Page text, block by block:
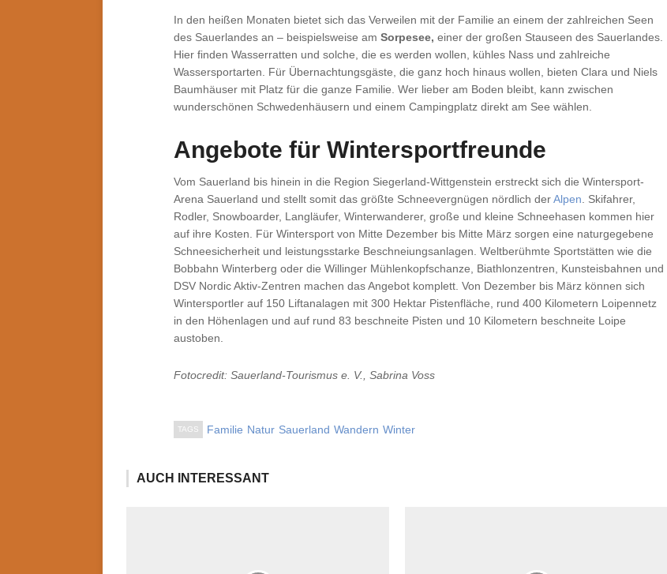
In den heißen Monaten bietet sich das Verweilen mit der Familie an einem der zahlreichen Seen
des Sauerlandes an – beispielsweise am Sorpesee, einer der großen Stauseen des Sauerlandes.
Hier finden Wasserratten und solche, die es werden wollen, kühles Nass und zahlreiche
Wassersportarten. Für Übernachtungsgäste, die ganz hoch hinaus wollen, bieten Clara und Niels
Baumhäuser mit Platz für die ganze Familie. Wer lieber am Boden bleibt, kann zwischen
wunderschönen Schwedenhäusern und einem Campingplatz direkt am See wählen.
Angebote für Wintersportfreunde
Vom Sauerland bis hinein in die Region Siegerland-Wittgenstein erstreckt sich die Wintersport-
Arena Sauerland und stellt somit das größte Schneevergnügen nördlich derAlpen . Skifahrer,
Rodler, Snowboarder, Langläufer, Winterwanderer, große und kleine Schneehasen kommen hier
auf ihre Kosten. Für Wintersport von Mitte Dezember bis Mitte März sorgen eine naturgegebene
Schneesicherheit und leistungsstarke Beschneiungsanlagen. Weltberühmte Sportstätten wie die
Bobbahn Winterberg oder die Willinger Mühlenkopfschanze, Biathlonzentren, Kunsteisbahnen und
DSV Nordic Aktiv-Zentren machen das Angebot komplett. Von Dezember bis März können sich
Wintersportler auf 150 Liftanalagen mit 300 Hektar Pistenfläche, rund 400 Kilometern Loipennetz
in den Höhenlagen und auf rund 83 beschneite Pisten und 10 Kilometern beschneite Loipe
austoben.
Fotocredit: Sauerland-Tourismus e. V., Sabrina Voss
TAGS Familie Natur Sauerland Wandern Winter
AUCH INTERESSANT